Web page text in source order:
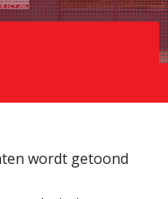
wordt getoond